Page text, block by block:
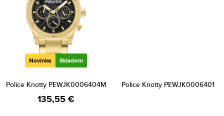
Novinka Skladom
Police Knotty PEWJK0006404M
135,55 €
Police Knotty PEWJK0006401